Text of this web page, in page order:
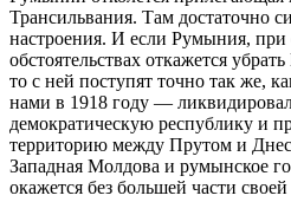
Трансильвания. Там достаточно
настроения. И если Румыния, при
обстоятельствах откажется
то с ней поступят точно так же,
нами в 1918 году —
демократическую республику и
территорию между Прутом и
Западная Молдова и румынское
окажется без большей части